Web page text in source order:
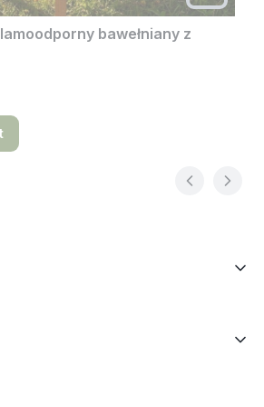
bawełniany z